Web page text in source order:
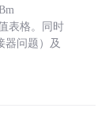
表格。同时
器问题）及